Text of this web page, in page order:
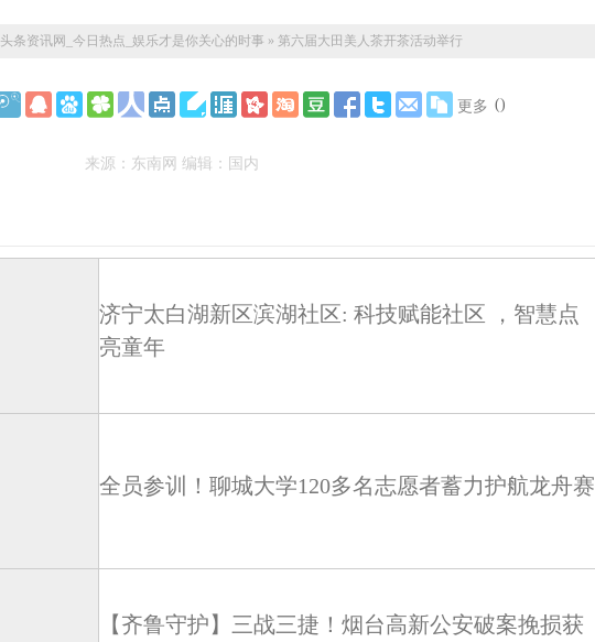
头条资讯网_今日热点_娱乐才是你关心的时事 » 第六届大田美人茶开茶活动举行
更多 ()
来源：东南网 编辑：国内
济宁太白湖新区滨湖社区: 科技赋能社区 ，智慧点
亮童年
全员参训！聊城大学120多名志愿者蓄力护航龙舟赛
【齐鲁守护】三战三捷！烟台高新公安破案挽损获